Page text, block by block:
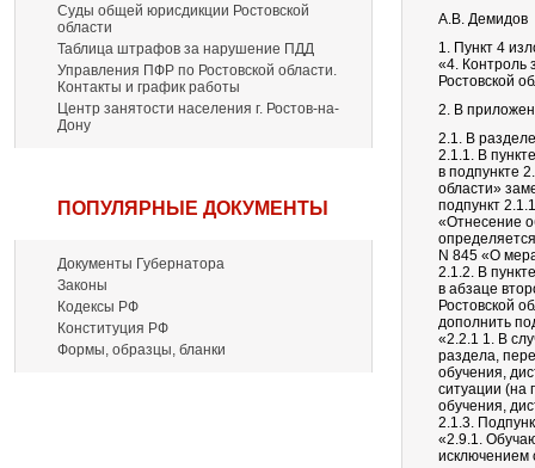
Суды общей юрисдикции Ростовской
области
Таблица штрафов за нарушение ПДД
Управления ПФР по Ростовской области.
Контакты и график работы
Центр занятости населения г. Ростов-на-
Дону
ПОПУЛЯРНЫЕ ДОКУМЕНТЫ
Документы Губернатора
Законы
Кодексы РФ
Конституция РФ
Формы, образцы, бланки
А.В. Демидов
1. Пункт 4
«4. Контроль
Ростовской
2. В
2.1. В
2.1.1. В
в подпункте
области»
подпункт
«Отнесение
N 845 «О
2.1.2. В
в абзаце
Ростовской
дополнить
«2.2.1 1. В
раздела,
обучения,
ситуации (на
обучения,
2.1.3.
«2.9.1.
исключением